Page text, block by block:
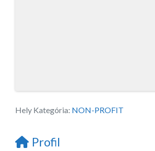
Hely Kategória: NON-PROFIT
Profil